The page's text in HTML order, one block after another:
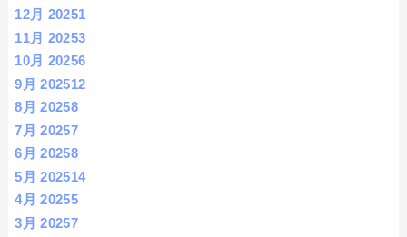
12月 20251
11月 20253
10月 20256
9月 202512
8月 20258
7月 20257
6月 20258
5月 202514
4月 20255
3月 20257